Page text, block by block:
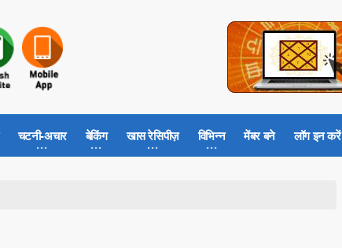
चटनी-अचार बेकिंग खास रेसिपीज़ विभिन्न मेंबर बने लॉग इन करें